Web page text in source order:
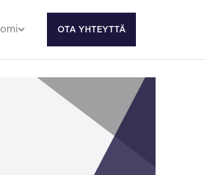
OTA YHTEYTTÄ